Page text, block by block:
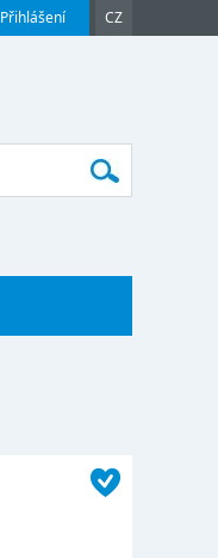
Přihlášení CZ